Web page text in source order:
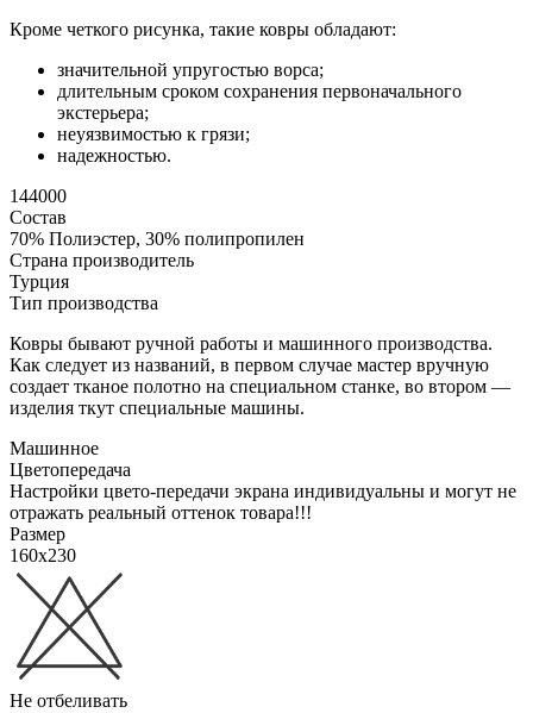
Кроме четкого рисунка, такие ковры обладают:
значительной упругостью ворса;
длительным сроком сохранения первоначального
экстерьера;
неуязвимостью к грязи;
надежностью.
144000
Состав
70% Полиэстер, 30% полипропилен
Страна производитель
Турция
Тип производства
Ковры бывают ручной работы и машинного производства.
Как следует из названий, в первом случае мастер вручную
создает тканое полотно на специальном станке, во втором —
изделия ткут специальные машины.
Машинное
Цветопередача
Настройки цвето-передачи экрана индивидуальны и могут не
отражать реальный оттенок товара!!!
Размер
160x230
Не отбеливать